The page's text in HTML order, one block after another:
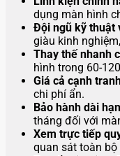
dụng màn hình
Đội ngũ kỹ thuật
giàu kinh
Thay thế nhanh
hình trong 60-
Giá cả cạnh
chi phí ẩn.
Bảo hành dài
tháng đối với
Xem trực tiếp
quan sát toàn